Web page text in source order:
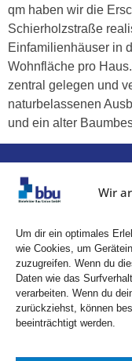
Wir
Um dir ein optimales
wie Cookies, um
zuzugreifen. Wenn du
Daten wie das
verarbeiten. Wenn du
zurückziehst, können
beeinträchtigt werden.
qm haben wir die
Schierholzstraße
Einfamilienhäuser in
Wohnfläche pro
zentral gelegen und
naturbelassenen
und ein alter
Bielefelder Bau
Am Lenkwerk 9
33609 Bielefeld
Kontakt